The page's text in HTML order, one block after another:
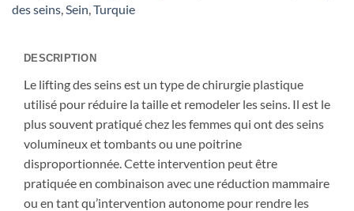
des seins,Sein,Turquie
DESCRIPTION
Le lifting des seins est un type de chirurgie plastique
utilisé pour réduire la taille et remodeler les seins. Il est le
plus souvent pratiqué chez les femmes qui ont des seins
volumineux et tombants ou une poitrine
disproportionnée. Cette intervention peut être
pratiquée en combinaison avec une réduction mammaire
ou en tant qu’intervention autonome pour rendre les